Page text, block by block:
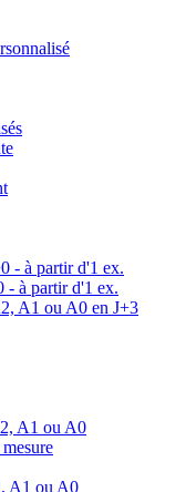
- à partir d'1 ex.
- à partir d'1 ex.
A1 ou A0 en J+3
A1 ou A0
A1 ou A0